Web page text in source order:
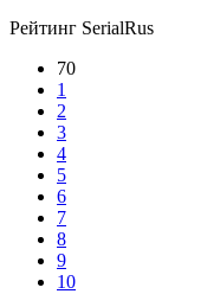
Рейтинг SerialRus
70
1
2
3
4
5
6
7
8
9
10